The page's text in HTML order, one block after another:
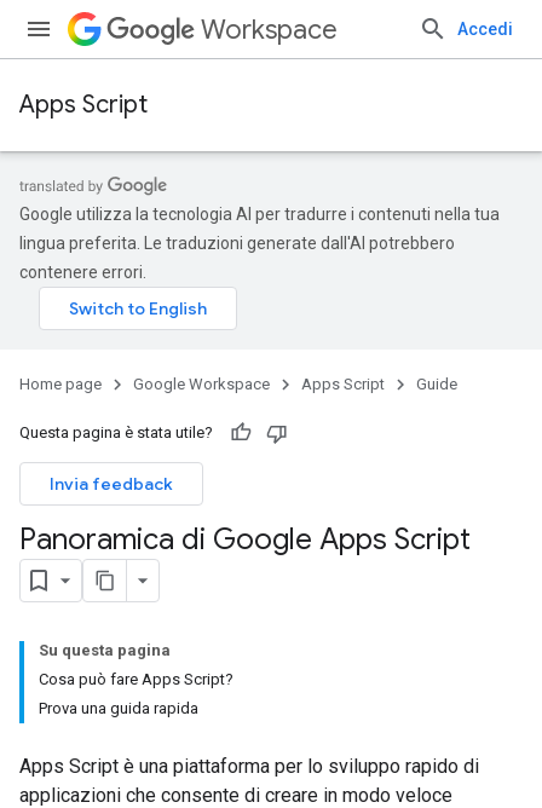
Workspace Accedi
Apps Script
Google utilizza la tecnologia AI per tradurre i contenuti nella tua
lingua preferita. Le traduzioni generate dall'AI potrebbero
contenere errori.
Home page Google Workspace Apps Script Guide
Questa pagina è stata utile?
Invia feedback
Panoramica di Google Apps Script
Su questa pagina
Cosa può fare Apps Script?
Prova una guida rapida
Apps Script è una piattaforma per lo sviluppo rapido di
applicazioni che consente di creare in modo veloce